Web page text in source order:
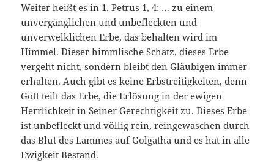
Weiter heißt es in 1. Petrus 1, 4: … zu einem
unvergänglichen und unbefleckten und
unverwelklichen Erbe, das behalten wird im
Himmel. Dieser himmlische Schatz, dieses Erbe
vergeht nicht, sondern bleibt den Gläubigen immer
erhalten. Auch gibt es keine Erbstreitigkeiten, denn
Gott teilt das Erbe, die Erlösung in der ewigen
Herrlichkeit in Seiner Gerechtigkeit zu. Dieses Erbe
ist unbefleckt und völlig rein, reingewaschen durch
das Blut des Lammes auf Golgatha und es hat in alle
Ewigkeit Bestand.